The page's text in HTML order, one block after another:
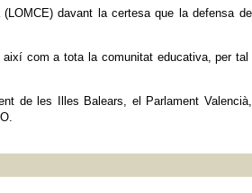
davant la certesa que la defensa
com a tota la comunitat educativa, per tal
de les Illes Balears, el Parlament